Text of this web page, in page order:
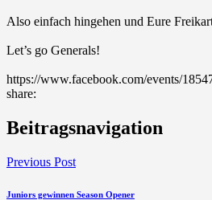
Also einfach hingehen und Eure
Let’s go Generals!
https://www.facebook.com/events/
share:
Beitragsnavigation
Previous Post
Juniors gewinnen Season Opener